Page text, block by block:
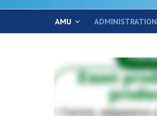
AMU ADMINISTRATION